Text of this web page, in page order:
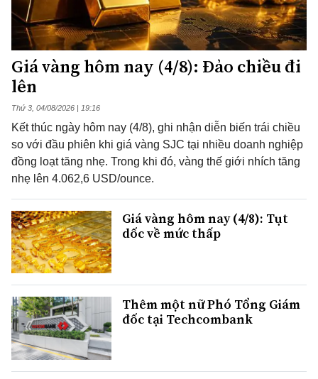
Giá vàng hôm nay (4/8): Đảo chiều đi
lên
Thứ 3, 04/08/2026 | 19:16
Kết thúc ngày hôm nay (4/8), ghi nhận diễn biến trái chiều
so với đầu phiên khi giá vàng SJC tại nhiều doanh nghiệp
đồng loạt tăng nhẹ. Trong khi đó, vàng thế giới nhích tăng
nhẹ lên 4.062,6 USD/ounce.
Giá vàng hôm nay (4/8): Tụt
dốc về mức thấp
Thêm một nữ Phó Tổng Giám
đốc tại Techcombank